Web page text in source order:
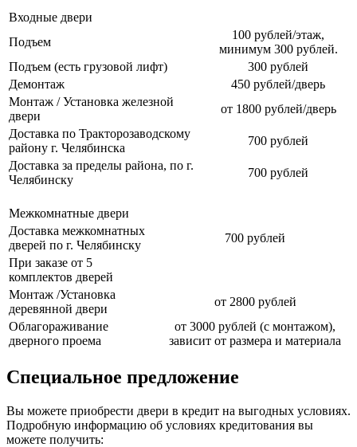
Входные двери
Подъем
100 рублей/этаж,
минимум 300 рублей.
Подъем (есть грузовой лифт)
300 рублей
Демонтаж
450 рублей/дверь
Монтаж / Установка железной
двери
от 1800 рублей/дверь
Доставка по Тракторозаводскому
району г. Челябинска
700 рублей
Доставка за пределы района, по г.
Челябинску
700 рублей
Межкомнатные двери
Доставка межкомнатных
дверей по г. Челябинску
700 рублей
При заказе от 5
комплектов дверей
Монтаж /Установка
деревянной двери
от 2800 рублей
Облагораживание
дверного проема
от 3000 рублей (с монтажом),
зависит от размера и материала
Специальное предложение
Вы можете приобрести двери в кредит на выгодных условиях.
Подробную информацию об условиях кредитования вы
можете получить: